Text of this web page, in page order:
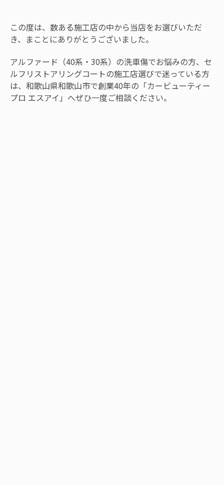
この度は、数ある施工店の中から当店をお選びいただ
き、まことにありがとうございました。
アルファード（40系・30系）の洗車傷でお悩みの方、セ
ルフリストアリングコートの施工店選びで迷っている方
は、和歌山県和歌山市で創業40年の「カービューティー
プロ エスアイ」へぜひ一度ご相談ください。